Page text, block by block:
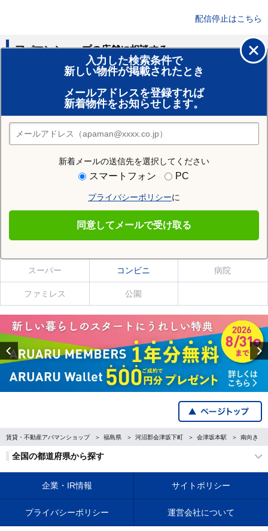
配信停止はこちら
入力した検索条件で
新しい物件が掲載されたとき
メールアドレスを登録すれば
新着物件をお知らせします。
新着メールの送信先を選択してください
スマートフォン PC
プライバシーポリシーに
同意してメールで受け取る
アパマンショップの店舗に相談する
賃貸のプロがお部屋探し！
おまかせ物件リクエスト
住みたい街の店舗を探す
店舗検索
住む街研究所で会津坂本駅の情報を見る
会津坂本駅の施設一覧
スーパー コンビニ 病院
ファミレス 公園
Previous
賃貸・不動産アパマンショップ 福島県 河沼郡会津坂下町 会津坂本駅 南向き
全国の都道府県から探す
企業・IR情報 サイトポリシー
プライバシーポリシー 運営会社について